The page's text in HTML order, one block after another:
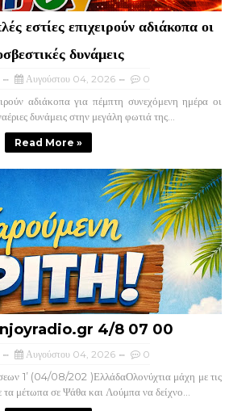
εστίες επιχειρούν αδιάκοπα οι
δυνάμεις
Αυγούστου 04, 2026 0
αδιάκοπα για πέμπτη συνεχόμενη ημέρα οι
δυνάμεις στην μεγάλη φωτιά της...
Read More »
njoyradio.gr 4/8 07 00
Αυγούστου 04, 2026 0
1’ (04/08/202 )ΕλλάδαΟλονύχτια μάχη με τις
μέτωπα σε Ψάθα και Λούμπα να δείχνο...